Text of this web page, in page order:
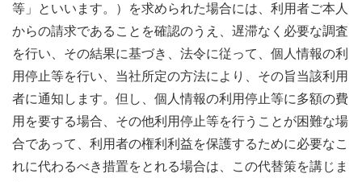
等」といいます。）を求められた場合には、利用者ご本人
からの請求であることを確認のうえ、遅滞なく必要な調査
を行い、その結果に基づき、法令に従って、個人情報の利
用停止等を行い、当社所定の方法により、その旨当該利用
者に通知します。但し、個人情報の利用停止等に多額の費
用を要する場合、その他利用停止等を行うことが困難な場
合であって、利用者の権利利益を保護するために必要なこ
れに代わるべき措置をとれる場合は、この代替策を講じま